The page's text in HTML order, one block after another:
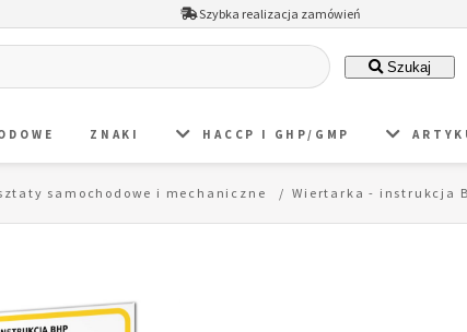
Szybka realizacja zamówień
Szukaj
ZNAKI HACCP I GHP/GMP
samochodowe i mechaniczne Wiertarka - instrukcja